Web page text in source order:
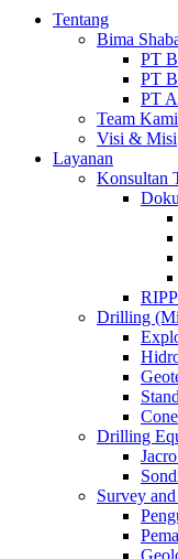
Tentang
Bima
PT
PT
PT
Team Kami
Visi & Misi
Layanan
Konsultan
Drilling
Drilling
Survey